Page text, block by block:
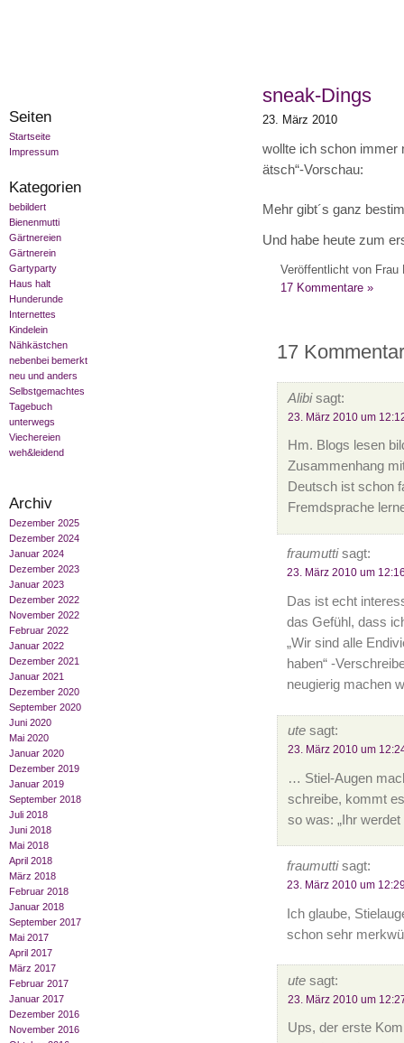
Seiten
Startseite
Impressum
Kategorien
bebildert
Bienenmutti
Gärtnereien
Gärtnerein
Gartyparty
Haus halt
Hunderunde
Internettes
Kindelein
Nähkästchen
nebenbei bemerkt
neu und anders
Selbstgemachtes
Tagebuch
unterwegs
Viechereien
weh&leidend
Archiv
Dezember 2025
Dezember 2024
Januar 2024
Dezember 2023
Januar 2023
Dezember 2022
November 2022
Februar 2022
Januar 2022
Dezember 2021
Januar 2021
Dezember 2020
September 2020
Juni 2020
Mai 2020
Januar 2020
Dezember 2019
Januar 2019
September 2018
Juli 2018
Juni 2018
Mai 2018
April 2018
März 2018
Februar 2018
Januar 2018
September 2017
Mai 2017
April 2017
März 2017
Februar 2017
Januar 2017
Dezember 2016
November 2016
sneak-Dings
23. März 2010
wollte ich schon immer
ätsch“-Vorschau:
Mehr gibt´s ganz
Und habe heute zum
Veröffentlicht von Frau
17 Kommentare »
17
Alibisagt:
23. März 2010 um
Hm. Blogs lesen
Zusammenhang
Deutsch ist schon
Fremdsprache
fraumuttisagt:
23. März 2010 um
Das ist echt
das Gefühl, dass
„Wir sind alle
haben“ -
neugierig machen
utesagt:
23. März 2010 um
… Stiel-Augen
schreibe, kommt
so was: „Ihr
fraumuttisagt:
23. März 2010 um
Ich glaube,
schon sehr
utesagt:
23. März 2010 um
Ups, der erste